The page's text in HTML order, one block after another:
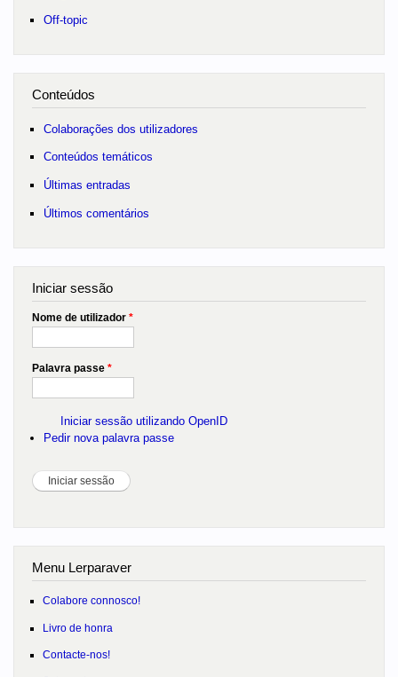
Off-topic
Conteúdos
Colaborações dos utilizadores
Conteúdos temáticos
Últimas entradas
Últimos comentários
Iniciar sessão
Nome de utilizador *
Palavra passe *
Iniciar sessão utilizando OpenID
Pedir nova palavra passe
Menu Lerparaver
Colabore connosco!
Livro de honra
Contacte-nos!